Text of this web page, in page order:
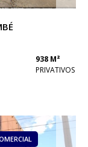
938 M²
PRIVATIVOS